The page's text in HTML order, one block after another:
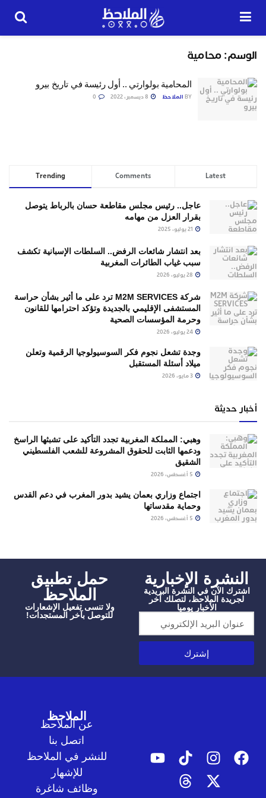
الوسم:محامية
المحامية بولوارتي .. أول رئيسة في تاريخ بيرو
BY الملاحظ
Trending Comments Latest
عاجل.. رئيس مجلس مقاطعة حسان بالرباط يتوصل
بقرار العزل من مهامه
بعد انتشار شائعات الرفض.. السلطات الإسبانية تكشف
سبب غياب الطائرات المغربية
شركة M2M SERVICES ترد على ما أُثير بشأن حراسة
المستشفى الإقليمي بالجديدة وتؤكد احترامها للقانون
وحرمة المؤسسات الصحية
وجدة تشعل نجوم فكر السوسيولوجيا الرقمية وتعلن
ميلاد أسئلة المستقبل
أخبار حديثة
وهبي: المملكة المغربية تجدد التأكيد على تشبثها الراسخ
ودعمها الثابت للحقوق المشروعة للشعب الفلسطيني
الشقيق
اجتماع وزاري بعمان يشيد بدور المغرب في دعم القدس
وحماية مقدساتها
النشرة الإخبارية
اشترك الآن في النشرة البريدية
لجريدة الملاحظ، لتصلك آخر
الأخبار يوميا
إشترك
‫حمل تطبيق
الملاحظ
ولا تنسى تفعيل الإشعارات
للتوصل بآخر المستجدات!
الملاحظ
عن الملاحظ
اتصل بنا
للنشر في الملاحظ
للإشهار
وظائف شاغرة